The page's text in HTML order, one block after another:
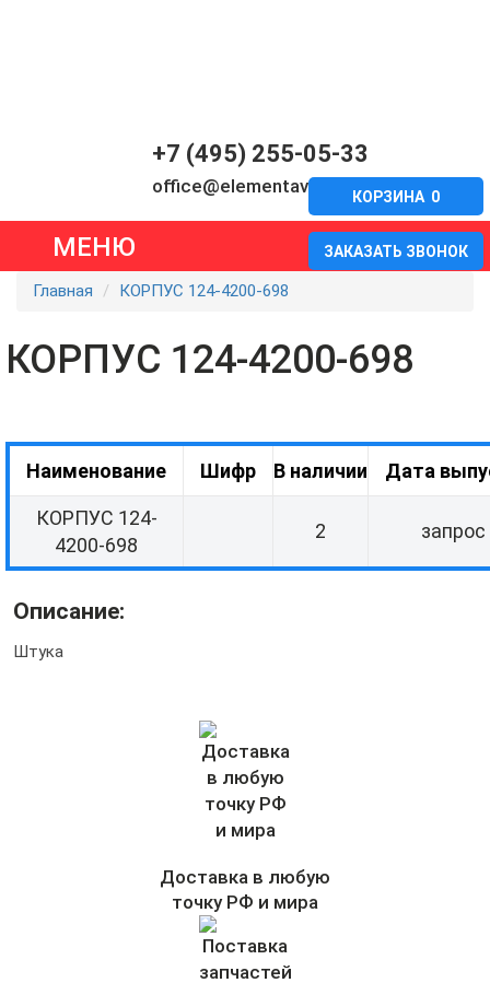
+7 (495) 255-05-33
office@elementavia.ru
ЗАКАЗАТЬ ЗВОНОК
КОРЗИНА 0
МЕНЮ
Главная КОРПУС 124-4200-698
КОРПУС 124-4200-698
Наименование Шифр В наличии Дата
КОРПУС 124-
4200-698
2 запрос
Описание:
Штука
Доставка в любую
точку РФ и мира